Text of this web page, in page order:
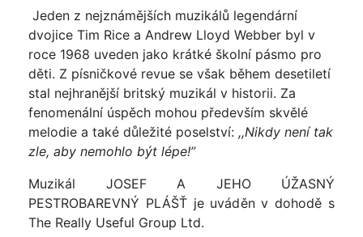
Jeden z nejznámějších muzikálů legendární
dvojice Tim Rice a Andrew Lloyd Webber byl v
roce 1968 uveden jako krátké školní pásmo pro
děti. Z písničkové revue se však během desetiletí
stal nejhranější britský muzikál v historii. Za
fenomenální úspěch mohou především skvělé
melodie a také důležité poselství: ,,Nikdy není tak
zle, aby nemohlo být lépe!”
Muzikál JOSEF A JEHO ÚŽASNÝ
PESTROBAREVNÝ PLÁŠŤ je uváděn v dohodě s
The Really Useful Group Ltd.